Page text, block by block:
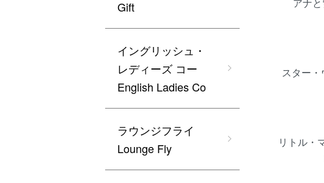
スター
リトル・
Gift
イングリッシュ・
レディーズ コー
English Ladies Co
ラウンジフライ
Lounge Fly